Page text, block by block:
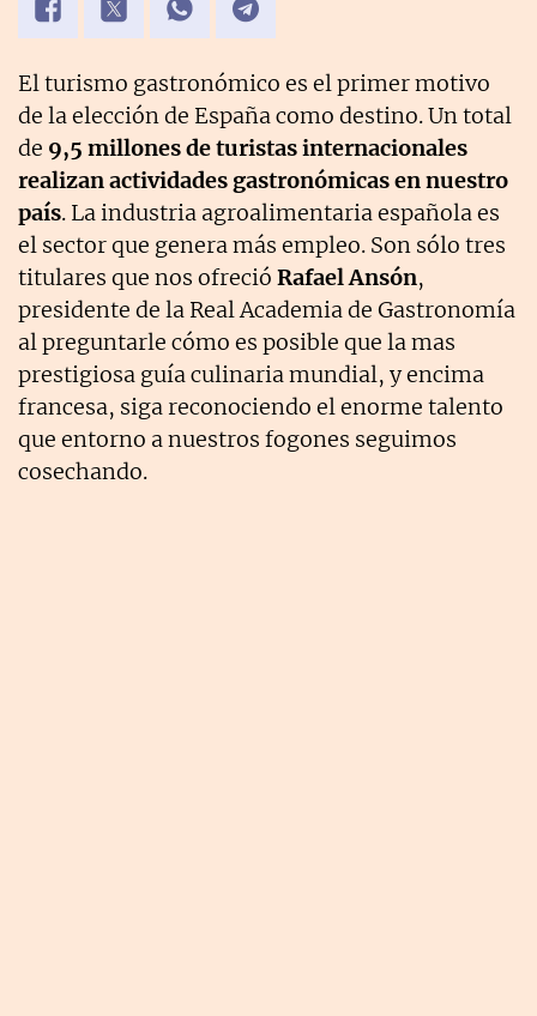
El turismo gastronómico es el primer motivo
de la elección de España como destino. Un total
de 9,5 millones de turistas internacionales
realizan actividades gastronómicas en nuestro
país. La industria agroalimentaria española es
el sector que genera más empleo. Son sólo tres
titulares que nos ofreció Rafael Ansón,
presidente de la Real Academia de Gastronomía
al preguntarle cómo es posible que la mas
prestigiosa guía culinaria mundial, y encima
francesa, siga reconociendo el enorme talento
que entorno a nuestros fogones seguimos
cosechando.